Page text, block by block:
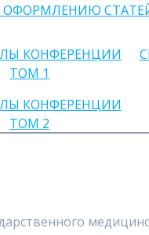
ОФОРМЛЕНИЮ
КОНФЕРЕНЦИИ
ТОМ 1
КОНФЕРЕНЦИИ
ТОМ 2